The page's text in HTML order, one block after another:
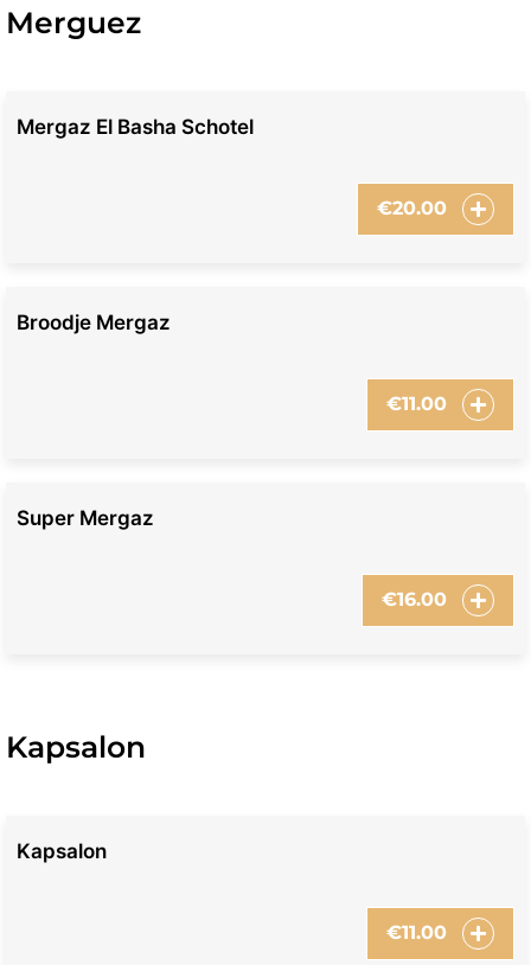
Merguez
Mergaz El Basha Schotel
€20.00
Broodje Mergaz
€11.00
Super Mergaz
€16.00
Kapsalon
Kapsalon
€11.00